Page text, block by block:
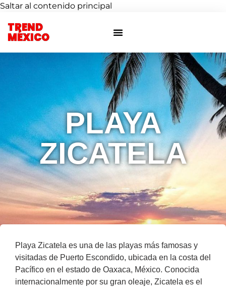
Saltar al contenido principal
TREND
MÉXICO
PLAYA
ZICATELA
Playa Zicatela es una de las playas más famosas y
visitadas de Puerto Escondido, ubicada en la costa del
Pacífico en el estado de Oaxaca, México. Conocida
internacionalmente por su gran oleaje, Zicatela es el